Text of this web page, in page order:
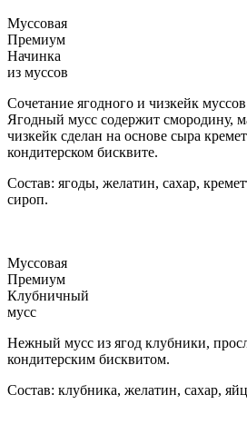
Муссовая
Премиум
Начинка
из муссов
Сочетание ягодного и чизкейк
Ягодный мусс содержит смородину,
чизкейк сделан на основе сыра
кондитерском бисквите.
Состав: ягоды, желатин, сахар,
сироп.
Муссовая
Премиум
Клубничный
мусс
Нежный мусс из ягод клубники,
кондитерским бисквитом.
Состав: клубника, желатин, сахар,